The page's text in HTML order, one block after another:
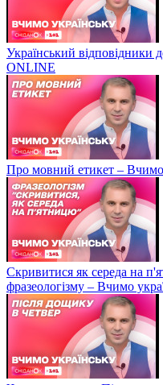
Український
ONLINE
Про мовний етикет – Вчимо
Скривитися як середа на
фразеологізму – Вчимо